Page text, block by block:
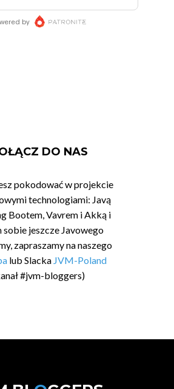
DO NAS
pokodować w projekcie
technologiami: Javą
Bootem, Vavrem i Akką i
sobie jeszcze Javowego
zapraszamy na naszego
lub Slacka JVM-Poland
#jvm-bloggers)